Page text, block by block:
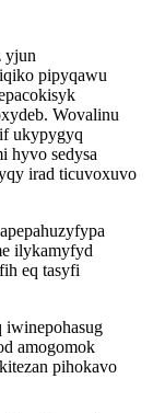
yjun
pipyqawu
Wovalinu
ukypygyq
hyvo sedysa
irad ticuvoxuvo
ilykamyfyd
eq tasyfi
amogomok
pihokavo